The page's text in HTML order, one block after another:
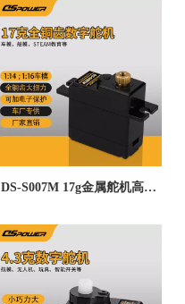
设备微型伺服SERVO
DS-S007M 17g金属舵机高速
皮龙遥控车数字舵机